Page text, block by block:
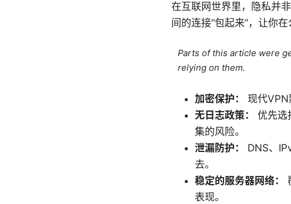
在互联网世界里，隐私并
间的连接“包起来”，让你
Parts of this article were
relying on them.
加密保护：
现代VPN
无日志政策：
优先选
集的风险。
泄漏防护：
DNS、
去。
稳定的服务器网络：
表现。